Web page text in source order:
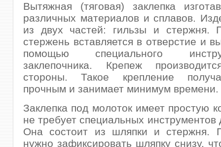
Вытяжная (тяговая) заклепка
различных материалов и сплавов.
из двух частей: гильзы и стержня.
стержень вставляется в отверстие и
помощью специального
заклепочника. Крепеж
стороны. Такое крепление
прочным и занимает минимум времени.
Заклепка под молоток имеет простую
не требует специальных
Она состоит из шляпки и стержня.
нужно зафиксировать шляпку снизу,